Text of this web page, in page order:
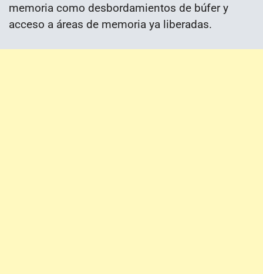
memoria como desbordamientos de búfer y
acceso a áreas de memoria ya liberadas.